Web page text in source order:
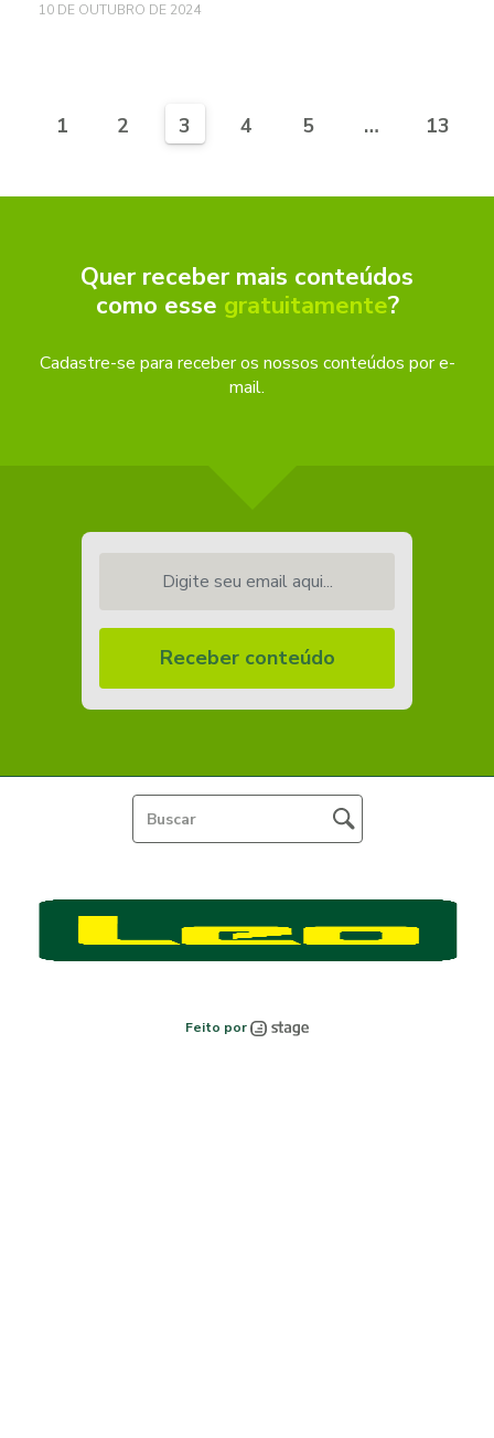
10 DE OUTUBRO DE 2024
1 2 3 4 5 … 13
Quer receber mais conteúdos
como esse gratuitamente?
Cadastre-se para receber os nossos conteúdos por e-
mail.
Receber conteúdo
Feito por